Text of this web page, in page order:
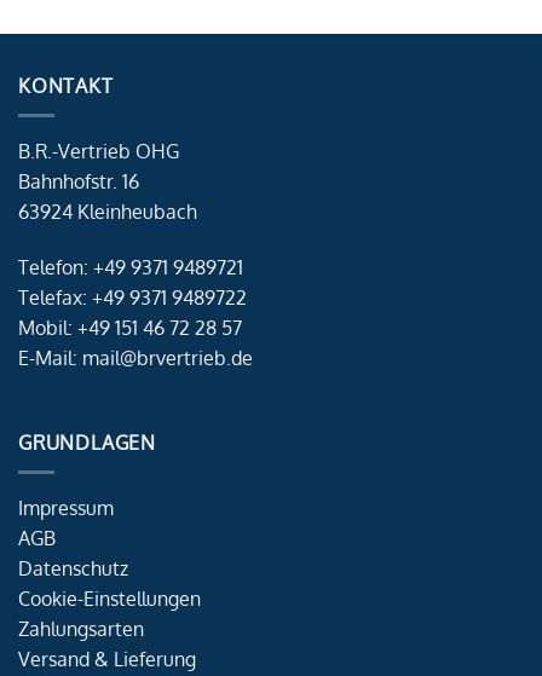
KONTAKT
B.R.-Vertrieb OHG
Bahnhofstr. 16
63924 Kleinheubach
Telefon: +49 9371 9489721
Telefax: +49 9371 9489722
Mobil: +49 151 46 72 28 57
E-Mail: mail@brvertrieb.de
GRUNDLAGEN
Impressum
AGB
Datenschutz
Cookie-Einstellungen
Zahlungsarten
Versand & Lieferung